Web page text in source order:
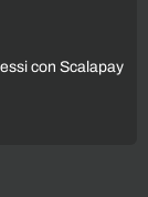
con Scalapay